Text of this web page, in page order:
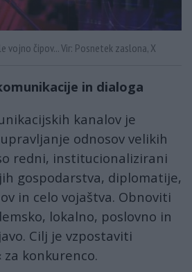
vojno čipov... Vir: Posnetek zaslona, X
in dialoga
kanalov je
odnosov velikih
redni, institucionalizirani
gospodarstva, diplomatije,
in celo vojaštva. Obnoviti
lokalno, poslovno in
Cilj je vzpostaviti
konkurenco.